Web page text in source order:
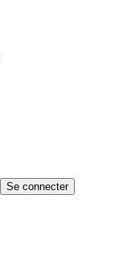
Se connecter